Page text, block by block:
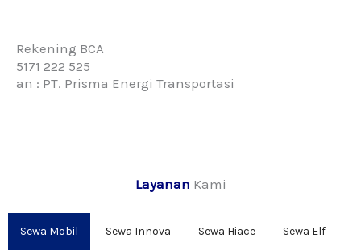
Rekening BCA
5171 222 525
an : PT. Prisma Energi Transportasi
Layanan Kami
Sewa Mobil Sewa Innova Sewa Hiace Sewa Elf